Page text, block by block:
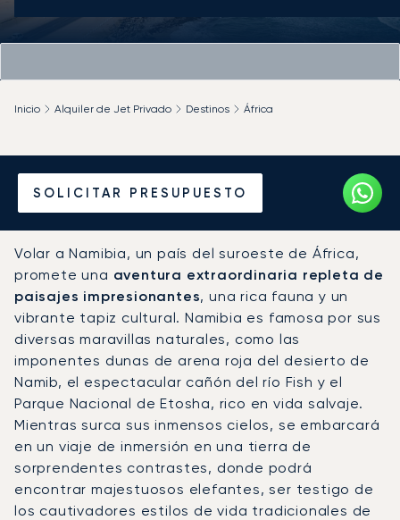
SOLICITAR PRESUPUESTO
Inicio Alquiler de Jet Privado Destinos África
Alquile un Jet Privado en
Namibia
Volar a Namibia, un país del suroeste de África,
promete una aventura extraordinaria repleta de
paisajes impresionantes, una rica fauna y un
vibrante tapiz cultural. Namibia es famosa por sus
diversas maravillas naturales, como las
imponentes dunas de arena roja del desierto de
Namib, el espectacular cañón del río Fish y el
Parque Nacional de Etosha, rico en vida salvaje.
Mientras surca sus inmensos cielos, se embarcará
en un viaje de inmersión en una tierra de
sorprendentes contrastes, donde podrá
encontrar majestuosos elefantes, ser testigo de
los cautivadores estilos de vida tradicionales de